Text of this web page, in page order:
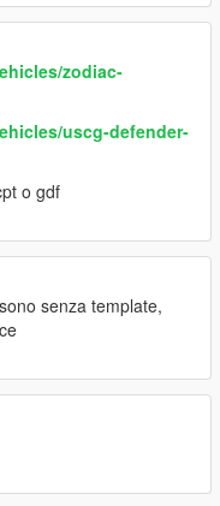
zodiac-
uscg-defender-
o gdf
senza template,